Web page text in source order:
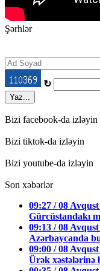
Şərhlər
↻
Yaz...
Bizi facebook-da izləyin
Bizi tiktok-da izləyin
Bizi youtube-da izləyin
Son xəbərlər
09:27 / 08
Gürcüstandakı
09:13 / 08
Azərbaycanda
09:00 / 08
Ürək xəstələrinə